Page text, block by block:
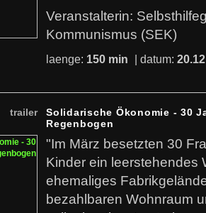
Veranstalterin:
Kommunismus (SEK)
laenge: 150 min | datum:
trailer
Solidarische Ökonomie - 30
Regenbogen
"Im März besetzten 30
Kinder ein leerstehendes
ehemaliges
bezahlbaren Wohnraum